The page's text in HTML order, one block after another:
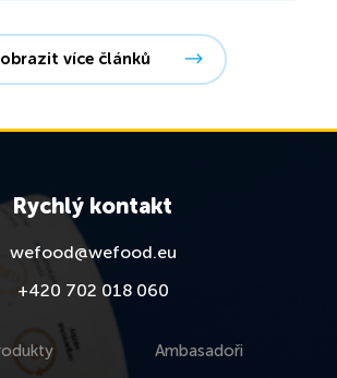
více článků
Rychlý kontakt
wefood@wefood.eu
+420 702 018 060
Ambasadoři